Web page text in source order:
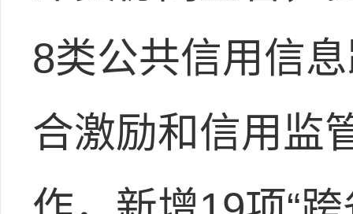
8类公共信用信
合激励和信用监